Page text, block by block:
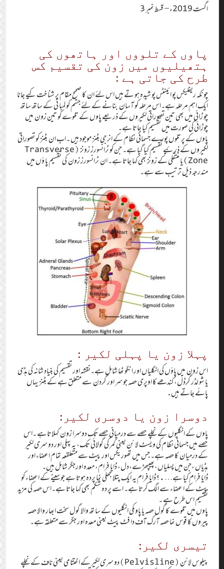
اگست 2019ء – قسط نمبر 3
پاوں کے تلووں اور ہاتھوں کی
ہتھیلیوں میں زون کی تقسیم کس
طرح کی جاتی ہے :
چو نکہ ریفلیکس پو ا ئینٹس پو شیدہ ہو تے ہیں اس لئے ان کا صحیح مقام پر شنا خت کیے جانا
ایک اہم مرحلہ ہے۔اس مرحلہ کو آسان بنانے کے لئے جسم کو لمبا ئی کے ساتھ ساتھ
چو ڑائی میں بھی تین تصوراتی لکیروں کے ذریعے پاوں کے تلوے کو تین زون میں
چوڑائی کی صورت میں تقسیم کیا جاتا ہے۔
پاوں کے پرتلوں پورے جسمانی نظام کے انرجی بٹنز موجود ہیں ۔اب ان بٹنز کو تصوراتی
لکیروں کے ذرئیے تقسیم کیا گیا ہے۔ جن کو ٹرانسورز زونز (Transverse
Zone)یا منتقلی کے زونز بھی کہا جاتا ہے۔ ان ٹرانسورز زون کی تقسیم پا ؤں میں
مندرجہ ذیل ترتیب سے ہے۔
پہلا زون یا پہلی لکیر :
اس زون میں پاؤں کی انگلیاں اور انگو ٹھا شامل ہے۔نقشہ اور تقسیم کی بنیاد شانہ کی ہڈی
یا شو لڈر گرڈل، کندھے کا اوپری حصہ جو سر اور گردن سے متعلق ہے کے بٹنز یہاں
پائے جاتے ہیں۔
دوسرا زون یا دوسری لکیر:
پاوں کے انگلیوں کے نچلے حصے سے درمیانی حصے تک دوسرا زون کہلاتاہے ۔اس
حصے میں جسمانی نظام کی و یسٹ لا ئن یعنی کمر کی گولائی تک، یہ پہلی اور دو سری لکیر
کے درمیان کا حصہ ہے۔ جس میں تھوریکس اور پیٹ سے متعلقعہ تمام اعضاء اور
ہڈیاں ،جن میں پسلیاں،پھیپھڑے،دل، ڈایا فرام، معدہ اورجگر شامل ہیں۔
ڈایا فرام کیا ہے….؟ڈایا فرام یہ ایک پتلا جھلی نما پردہ ہوتا ہے جو سینے کے اعضاء کو
پیٹ کے ا عضاء سے الگ کرتا ہے۔ اسے پر دہ شکم بھی کہا جاتا ہے۔اس حصہ کی مزید
تقسیم اس طرح ہے ۔
پاوں میں تلوے کا گول حصہ یا پاوںکی انگلیوں کے سا تھ والا گول سخت ابھار والا حصہ
پیروں کا قوس نما حصہ آرک آف دا فٹ پیٹ یعنی معدہ اور جگر سے متعلقہ ہے۔
تیسری لکیر:
پیلوس لائن (Pelvisline)دو سری لکیر کے ا ختتامی یعنی ناف کے نچلے